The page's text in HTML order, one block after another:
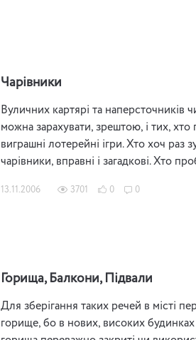
Чарівники
Вуличних картярі та наперсточників
можна зарахувати, зрештою, і тих,
виграшні лотерейні ігри. Хто хоч раз
чарівники, вправні і загадкові. Хто
13.11.2006 3701 0 0
Горища, Балкони, Підвали
Для зберігання таких речей в місті
горище, бо в нових, високих